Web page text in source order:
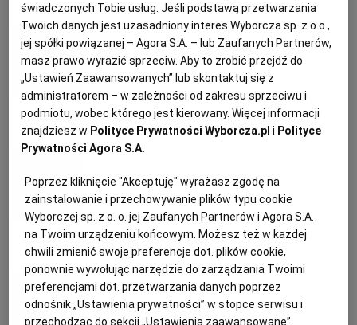
KIELCE
KOSZALIN
KRAKÓW
LUBLIN
ŁÓDŹ
OLSZTYN
SŁÓWKA. MAGAZYN O JĘZYKU
GAZETA.PL
TOK FM
SPORT.PL
PUBLIO.PL
KULTURALNYSKLEP.PL
DZIECKO
Magazyn Kuchnia
Musaka z bakłażanem i soczewicą
BAKŁAŻAN KUCHNIA GRECKA PRZEPISY KULINARNE SOCZEWICA
Magazyn Kuchnia
Pasztet z soczewicy z malinami
KOLACJA MALINY PASZTET PRZEKĄSKI
Anna Gaik
Chilli sin carne
świadczonych Tobie usług. Jeśli podstawą przetwarzania
Twoich danych jest uzasadniony interes Wyborcza sp. z o.o.,
jej spółki powiązanej – Agora S.A. – lub Zaufanych Partnerów,
masz prawo wyrazić sprzeciw. Aby to zrobić przejdź do
„Ustawień Zaawansowanych” lub skontaktuj się z
administratorem – w zależności od zakresu sprzeciwu i
podmiotu, wobec którego jest kierowany. Więcej informacji
znajdziesz w Polityce Prywatności Wyborcza.pl i Polityce
Prywatności Agora S.A.
Poprzez kliknięcie "Akceptuję" wyrażasz zgodę na
zainstalowanie i przechowywanie plików typu cookie
Wyborczej sp. z o. o. jej Zaufanych Partnerów i Agora S.A.
na Twoim urządzeniu końcowym. Możesz też w każdej
chwili zmienić swoje preferencje dot. plików cookie,
ponownie wywołując narzędzie do zarządzania Twoimi
preferencjami dot. przetwarzania danych poprzez
odnośnik „Ustawienia prywatności” w stopce serwisu i
przechodząc do sekcji „Ustawienia zaawansowane”.